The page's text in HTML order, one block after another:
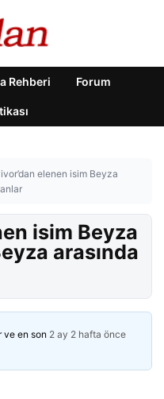
Rehberi Forum
elenen isim Beyza
isim Beyza
arasında
ve en son 2 ay 2 hafta önce